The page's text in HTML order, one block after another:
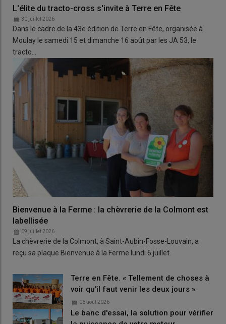
L'élite du tracto-cross s'invite à Terre en Fête
30 juillet 2026
Dans le cadre de la 43e édition de Terre en Fête, organisée à
Moulay le samedi 15 et dimanche 16 août par les JA 53, le
tracto…
Bienvenue à la Ferme : la chèvrerie de la Colmont est
labellisée
09 juillet 2026
La chèvrerie de la Colmont, à Saint-Aubin-Fosse-Louvain, a
reçu sa plaque Bienvenue à la Ferme lundi 6 juillet.
Terre en Fête. « Tellement de choses à
voir qu'il faut venir les deux jours »
06 août 2026
Le banc d'essai, la solution pour vérifier